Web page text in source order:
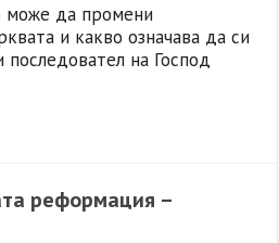
може да промени
и какво означава да си
последовател на Господ
реформация –